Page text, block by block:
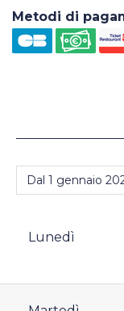
Metodi di
Lunedì